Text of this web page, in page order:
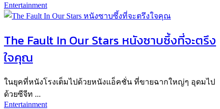
Entertainment
The Fault In Our Stars หนังซาบซึ้งที่จะตรึง
ใจคุณ
ในยุคที่หนังโรงเต็มไปด้วยหนังแอ็คชั่น ที่ขายฉากใหญ่ๆ อุดมไป
ด้วยซีจีท ...
Entertainment